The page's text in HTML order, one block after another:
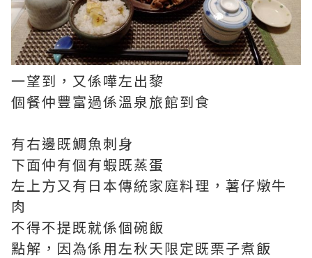
一望到，又係嘩左出黎
個餐仲豐富過係溫泉旅館到食
有右邊既鯛魚刺身
下面仲有個有蝦既蒸蛋
左上方又有日本傳統家庭料理，薯仔燉牛
肉
不得不提既就係個碗飯
點解，因為係用左秋天限定既栗子煮飯